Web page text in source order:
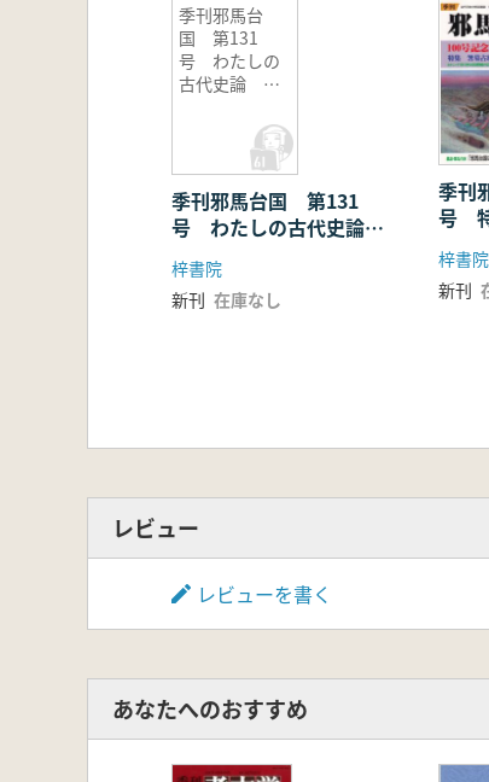
季刊邪馬台
国 第131
号 わたしの
古代史論 受
季刊邪馬台国 第131
号 わたしの古代史論
受賞論文特集
梓書院
新刊 在庫なし
季刊
号
代・
梓書院
新刊
レビュー
レビューを書く
あなたへのおすすめ